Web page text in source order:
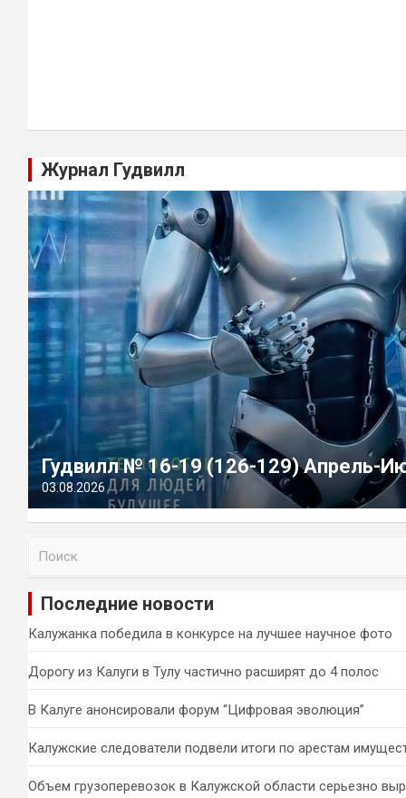
Журнал Гудвилл
Гудвилл № 16-19 (126-129) Апрель-
03.08.2026
и
Последние новости
Калужанка победила в конкурсе на лучшее научное фото
Дорогу из Калуги в Тулу частично расширят до 4 полос
В Калуге анонсировали форум “Цифровая эволюция”
Калужские следователи подвели итоги по арестам
Объем грузоперевозок в Калужской области серьезно